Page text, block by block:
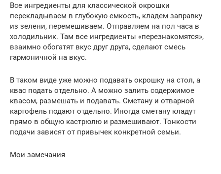
Все ингредиенты для классической окрошки
перекладываем в глубокую емкость, кладем заправку
из зелени, перемешиваем. Отправляем на пол часа в
холодильник. Там все ингредиенты «перезнакомятся»,
взаимно обогатят вкус друг друга, сделают смесь
гармоничной на вкус.
В таком виде уже можно подавать окрошку на стол, а
квас подать отдельно. А можно залить содержимое
квасом, размешать и подавать. Сметану и отварной
картофель подают отдельно. Иногда сметану кладут
прямо в общую кастрюлю и размешивают. Тонкости
подачи зависят от привычек конкретной семьи.
Мои замечания